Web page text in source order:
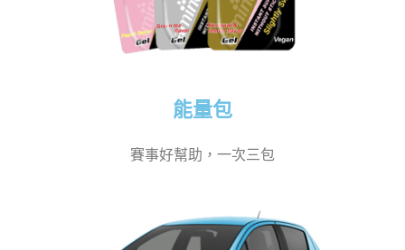
能量包
賽事好幫助，一次三包